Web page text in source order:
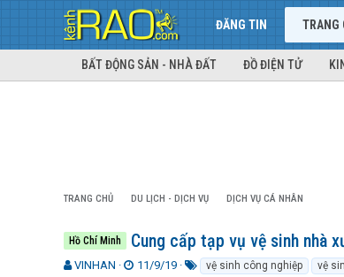
ĐĂNG TIN TRANG
BẤT ĐỘNG SẢN - NHÀ ĐẤT ĐỒ ĐIỆN TỬ
TRANG CHỦ DU LỊCH - DỊCH VỤ DỊCH VỤ CÁ NHÂN
Hồ Chí Minh Cung cấp tạp vụ vệ sinh nhà
T
VINHAN
N11/9/19 vệ sinh công nghiệp vệ